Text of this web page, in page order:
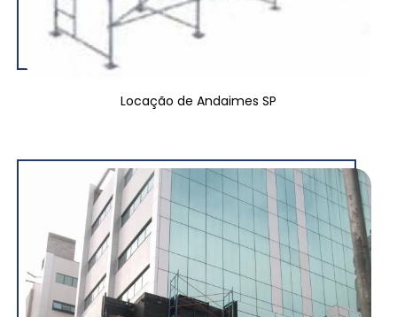
Locação de Andaimes SP